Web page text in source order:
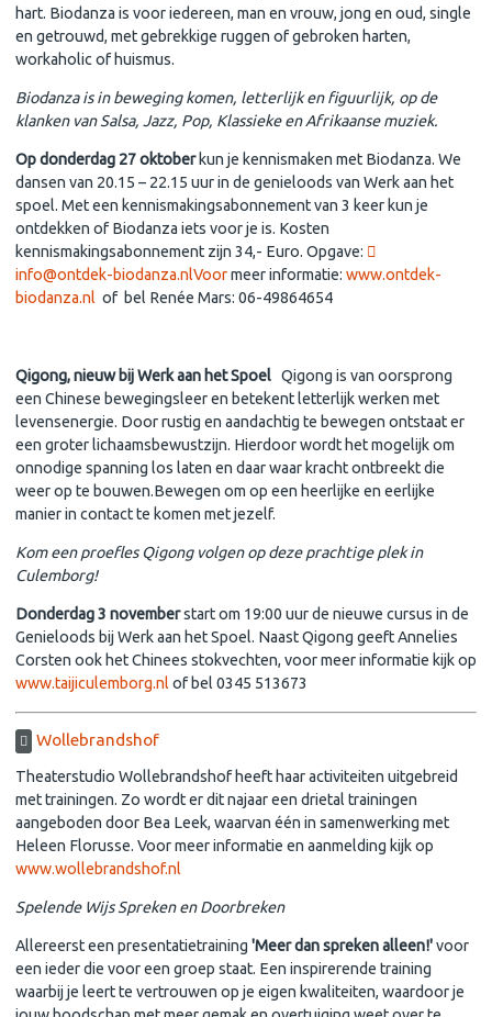
hart. Biodanza is voor iedereen, man en vrouw, jong en oud, single
en getrouwd, met gebrekkige ruggen of gebroken harten,
workaholic of huismus.
Biodanza is in beweging komen, letterlijk en figuurlijk, op de
klanken van Salsa, Jazz, Pop, Klassieke en Afrikaanse muziek.
Op donderdag 27 oktoberkun je kennismaken met Biodanza. We
dansen van 20.15 – 22.15 uur in de genieloods van Werk aan het
spoel. Met een kennismakingsabonnement van 3 keer kun je
ontdekken of Biodanza iets voor je is. Kosten
kennismakingsabonnement zijn 34,- Euro. Opgave:
info@ontdek-biodanza.nlVoormeer informatie: www.ontdek-
biodanza.nl of bel Renée Mars: 06-49864654
Qigong, nieuw bij Werk aan het Spoel Qigong is van oorsprong
een Chinese bewegingsleer en betekent letterlijk werken met
levensenergie. Door rustig en aandachtig te bewegen ontstaat er
een groter lichaamsbewustzijn. Hierdoor wordt het mogelijk om
onnodige spanning los laten en daar waar kracht ontbreekt die
weer op te bouwen.Bewegen om op een heerlijke en eerlijke
manier in contact te komen met jezelf.
Kom een proefles Qigong volgen op deze prachtige plek in
Culemborg!
Donderdag 3 novemberstart om 19:00 uur de nieuwe cursus in de
Genieloods bij Werk aan het Spoel. Naast Qigong geeft Annelies
Corsten ook het Chinees stokvechten, voor meer informatie kijk op
www.taijiculemborg.nlof bel 0345 513673
Wollebrandshof
Theaterstudio Wollebrandshof heeft haar activiteiten uitgebreid
met trainingen. Zo wordt er dit najaar een drietal trainingen
aangeboden door Bea Leek, waarvan één in samenwerking met
Heleen Florusse. Voor meer informatie en aanmelding kijk op
www.wollebrandshof.nl
Spelende Wijs Spreken en Doorbreken
Allereerst een presentatietraining 'Meer dan spreken alleen!'voor
een ieder die voor een groep staat. Een inspirerende training
waarbij je leert te vertrouwen op je eigen kwaliteiten, waardoor je